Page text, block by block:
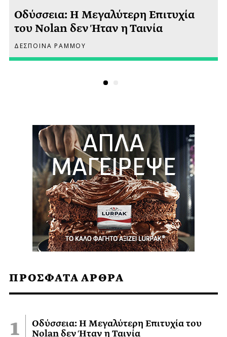
ΠΡΟΣΦΑΤΑ ΑΡΘΡΑ
Οδύσσεια: Η Μεγαλύτερη Επιτυχία του
Nolan δεν Ήταν η Ταινία
Οδύσσεια: Η Μεγαλύτερη Επιτυχία
του Nolan δεν Ήταν η Ταινία
ΔΕΣΠΟΙΝΑ ΡΑΜΜΟΥ